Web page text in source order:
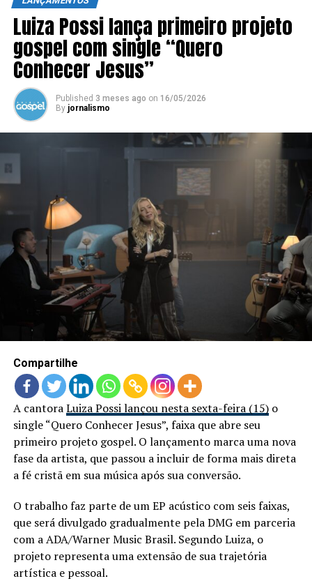
Luiza Possi lança primeiro projeto
gospel com single “Quero
Conhecer Jesus”
Published 3 meses ago on 16/05/2026
By jornalismo
Compartilhe
A cantoraLuiza Possi lançou nesta sexta-feira (15)o
single “Quero Conhecer Jesus”, faixa que abre seu
primeiro projeto gospel. O lançamento marca uma nova
fase da artista, que passou a incluir de forma mais direta
a fé cristã em sua música após sua conversão.
O trabalho faz parte de um EP acústico com seis faixas,
que será divulgado gradualmente pela DMG em parceria
com a ADA/Warner Music Brasil. Segundo Luiza, o
projeto representa uma extensão de sua trajetória
artística e pessoal.